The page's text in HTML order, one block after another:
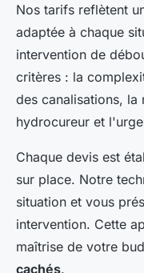
Nos tarifs reflètent
adaptée à chaque
intervention de
critères : la
des canalisations, la
hydrocureur et
Chaque devis est
sur place. Notre
situation et vous
intervention. Cette
maîtrise de votre
cachés.